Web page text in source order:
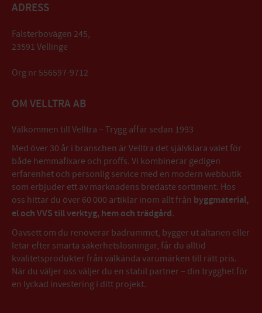
ADRESS
Falsterbovägen 245,
23591 Vellinge
Org nr 556597-9712
OM VELLTRA AB
Välkommen till Velltra – Trygg affär sedan 1993
Med över 30 år i branschen är Velltra det självklara valet för
både hemmafixare och proffs. Vi kombinerar gedigen
erfarenhet och personlig service med en modern webbutik
som erbjuder ett av marknadens bredaste sortiment. Hos
oss hittar du över 60 000 artiklar inom allt från byggmaterial,
el och VVS till verktyg, hem och trädgård.
Oavsett om du renoverar badrummet, bygger ut altanen eller
letar efter smarta säkerhetslösningar, får du alltid
kvalitetsprodukter från välkända varumärken till rätt pris.
När du väljer oss väljer du en stabil partner – din trygghet för
en lyckad investering i ditt projekt.